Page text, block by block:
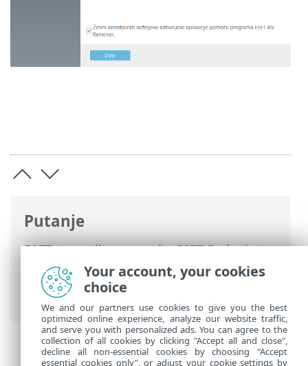
Putanje
ESET-ova online pomoć>ESET Endpoint
Security
>Instalacija/nadogradnja>
Instalacija pomoću programa ESET AV
Remover
Your account, your cookies
choice
We and our partners use cookies to give you the best
optimized online experience, analyze our website traffic,
and serve you with personalized ads. You can agree to the
collection of all cookies by clicking "Accept all and close",
decline all non-essential cookies by choosing "Accept
essential cookies only", or adjust your cookie settings by